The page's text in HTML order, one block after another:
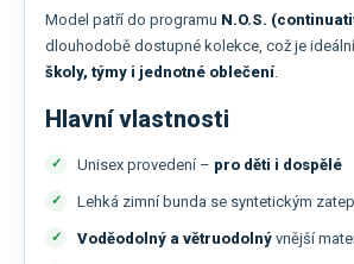
Model patří do programu N.O.S.
dlouhodobě dostupné kolekce, což je
školy, týmy i jednotné oblečení.
Hlavní vlastnosti
Unisex provedení – pro děti i dospělé
Lehká zimní bunda se syntetickým
Voděodolný a větruodolný vnější